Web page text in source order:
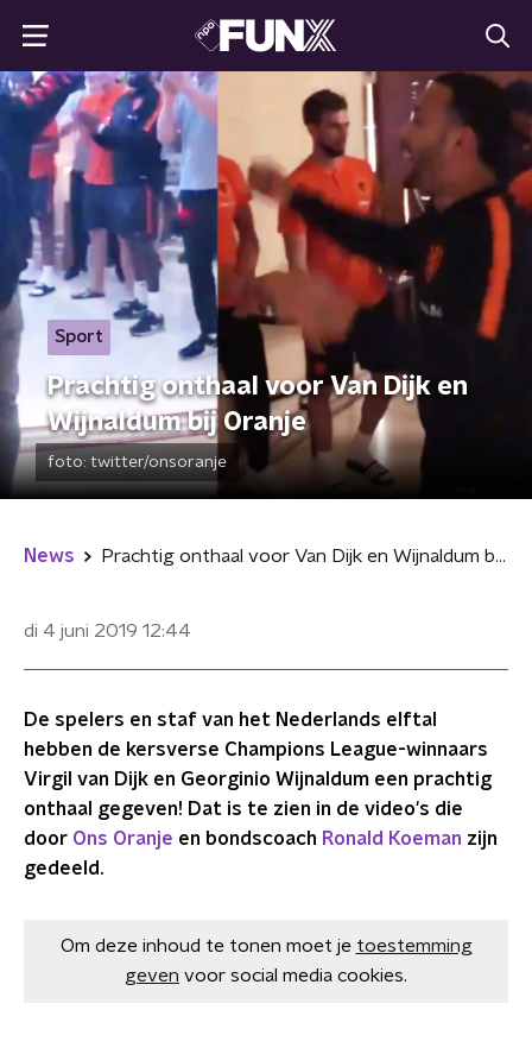
Sport
Prachtig onthaal voor Van Dijk en
Wijnaldum bij Oranje
foto: twitter/onsoranje
News Prachtig onthaal voor Van Dijk en Wijnaldum bij Oranje
di 4 juni 2019 12:44
De spelers en staf van het Nederlands elftal
hebben de kersverse Champions League-winnaars
Virgil van Dijk en Georginio Wijnaldum een prachtig
onthaal gegeven! Dat is te zien in de video's die
door Ons Oranje en bondscoach Ronald Koeman zijn
gedeeld.
Om deze inhoud te tonen moet je toestemming
geven voor social media cookies.